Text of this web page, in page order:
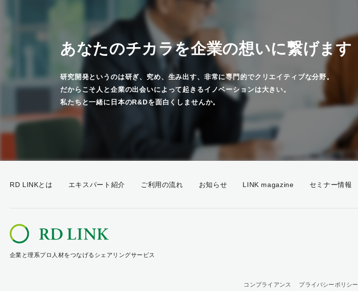
あなたのチカラを企業の想いに繋げます
研究開発というのは研ぎ、究め、生み出す、非常に専門的でクリエイティブな分野。
だからこそ人と企業の出会いによって起きるイノベーションは大きい。
私たちと一緒に日本のR&Dを面白くしませんか。
RD LINKとは エキスパート紹介 ご利用の流れ お知らせ LINK magazine セミナー情報
企業と理系プロ人材をつなげるシェアリングサービス
コンプライアンス プライバシーポリシー